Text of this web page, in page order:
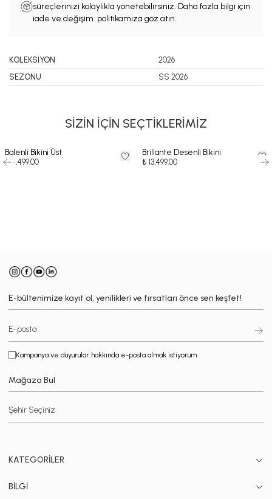
süreçlerinizi kolaylıkla yönetebilirsiniz. Daha fazla bilgi için
iade ve değişim politikamıza göz atın.
KOLEKSİYON
2026
SEZONU
SS 2026
SİZİN İÇİN SEÇTİKLERİMİZ
Balenli Bikini Üst
₺ 4,499.00
Brillante Desenli Bikini
₺ 13,499.00
E-bültenimize kayıt ol, yenilikleri ve fırsatları önce sen keşfet!
Kampanya ve duyurular hakkında e-posta almak istiyorum.
Mağaza Bul
KATEGORİLER
BİLGİ